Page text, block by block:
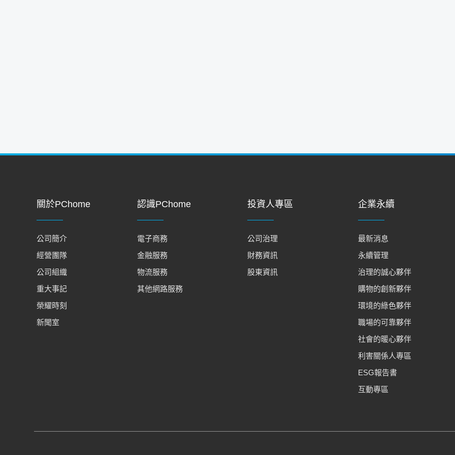
關於PChome
公司簡介
經營團隊
公司組織
重大事記
榮耀時刻
新聞室
認識PChome
電子商務
金融服務
物流服務
其他網路服務
投資人專區
公司治理
財務資訊
股東資訊
企業永續
最新消息
永續管理
治理的誠心夥伴
購物的創新夥伴
環境的綠色夥伴
職場的可靠夥伴
社會的暖心夥伴
利害關係人專區
ESG報告書
互動專區